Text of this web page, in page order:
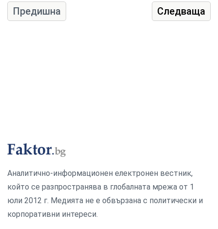
Предишна Следваща
Аналитично-информационен електронен вестник,
който се разпространява в глобалната мрежа от 1
юли 2012 г. Медията не е обвързана с политически и
корпоративни интереси.